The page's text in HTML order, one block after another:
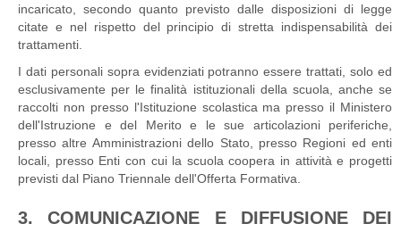
incaricato, secondo quanto previsto dalle disposizioni di legge
citate e nel rispetto del principio di stretta indispensabilità dei
trattamenti.
I dati personali sopra evidenziati potranno essere trattati, solo ed
esclusivamente per le finalità istituzionali della scuola, anche se
raccolti non presso l'Istituzione scolastica ma presso il Ministero
dell'Istruzione e del Merito e le sue articolazioni periferiche,
presso altre Amministrazioni dello Stato, presso Regioni ed enti
locali, presso Enti con cui la scuola coopera in attività e progetti
previsti dal Piano Triennale dell'Offerta Formativa.
3. COMUNICAZIONE E DIFFUSIONE DEI